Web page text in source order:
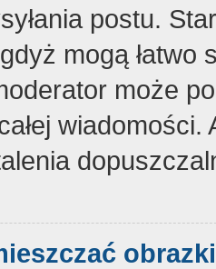
postu.
mogą
może